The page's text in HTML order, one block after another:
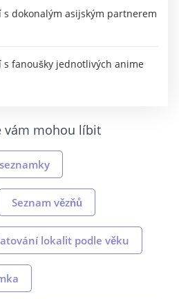
s dokonalým asijským partnerem
s fanoušky jednotlivých anime
vám mohou líbit
Seznam vězňů
lokalit podle věku